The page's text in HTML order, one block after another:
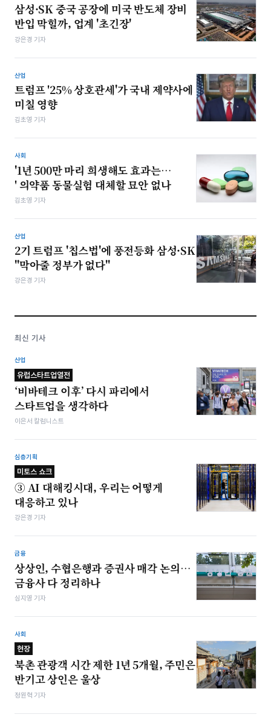
삼성·SK 중국 공장에 미국 반도체 장비
반입 막힐까, 업계 '초긴장'
강은경 기자
산업
트럼프 '25% 상호관세'가 국내 제약사에
미칠 영향
김초영 기자
사회
'1년 500만 마리 희생해도 효과는…
' 의약품 동물실험 대체할 묘안 없나
김초영 기자
산업
2기 트럼프 '칩스법'에 풍전등화 삼성·SK
"막아줄 정부가 없다"
강은경 기자
최신 기사
산업
유럽스타트업열전
‘비바테크 이후’ 다시 파리에서
스타트업을 생각하다
이은서 칼럼니스트
심층기획
미토스 쇼크
③ AI 대해킹시대, 우리는 어떻게
대응하고 있나
강은경 기자
금융
상상인, 수협은행과 증권사 매각 논의…
금융사 다 정리하나
심지영 기자
사회
현장
북촌 관광객 시간 제한 1년 5개월, 주민은
반기고 상인은 울상
정원혁 기자